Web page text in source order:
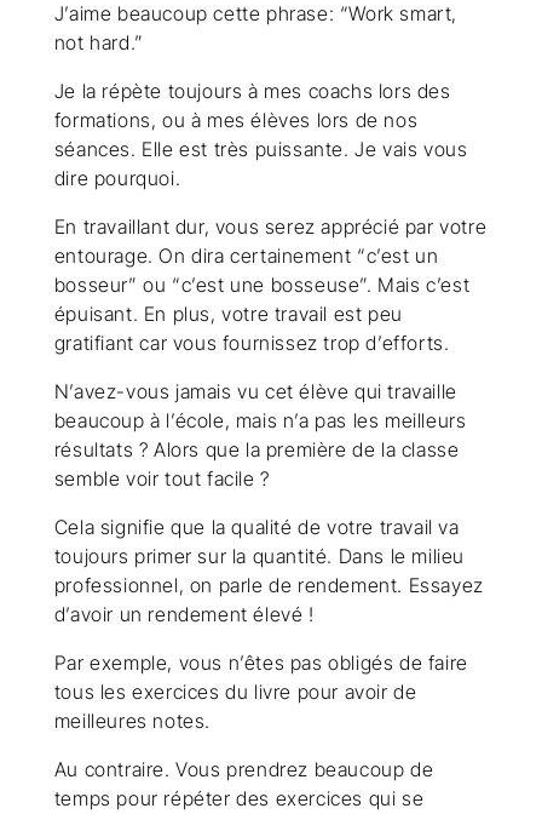
J’aime beaucoup cette phrase: “Work smart,
not hard.”
Je la répète toujours à mes coachs lors des
formations, ou à mes élèves lors de nos
séances. Elle est très puissante. Je vais vous
dire pourquoi.
En travaillant dur, vous serez apprécié par votre
entourage. On dira certainement “c’est un
bosseur” ou “c’est une bosseuse”. Mais c’est
épuisant. En plus, votre travail est peu
gratifiant car vous fournissez trop d’efforts.
N’avez-vous jamais vu cet élève qui travaille
beaucoup à l’école, mais n’a pas les meilleurs
résultats ? Alors que la première de la classe
semble voir tout facile ?
Cela signifie que la qualité de votre travail va
toujours primer sur la quantité. Dans le milieu
professionnel, on parle de rendement. Essayez
d’avoir un rendement élevé !
Par exemple, vous n’êtes pas obligés de faire
tous les exercices du livre pour avoir de
meilleures notes.
Au contraire. Vous prendrez beaucoup de
temps pour répéter des exercices qui se